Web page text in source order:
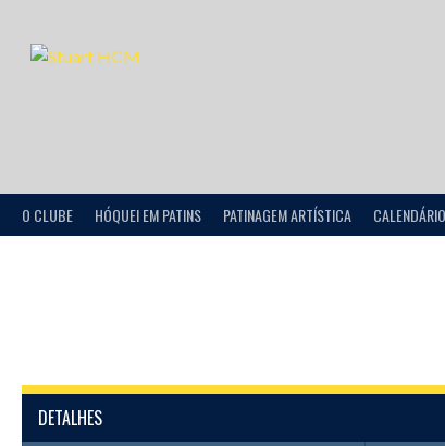
O CLUBE HÓQUEI EM PATINS PATINAGEM ARTÍSTICA
DETALHES